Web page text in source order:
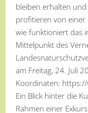
bleiben erhalten
profitieren von einer
wie funktioniert das
Mittelpunkt des
am Freitag, 24. Juli
Koordinaten:
Ein Blick hinter die
Rahmen einer